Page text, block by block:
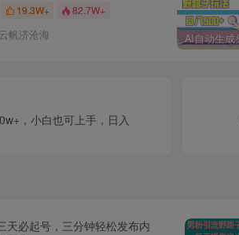
19.3W+ 82.7W+
帆济沧海
，小白也可上手，日入
天必起号，三分钟轻松发布内